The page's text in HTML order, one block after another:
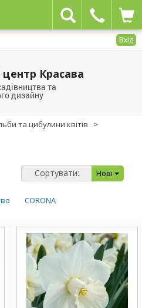
Вхід
Красава
та
дизайну
та цибулини квітів
>
Сортувати: Нові
CORONA